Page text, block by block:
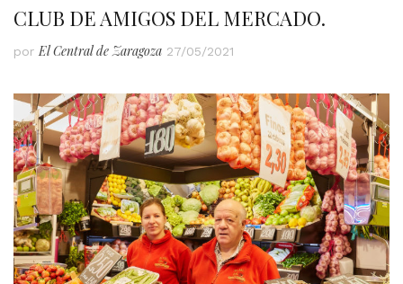
CLUB DE AMIGOS DEL MERCADO.
por El Central de Zaragoza 27/05/2021